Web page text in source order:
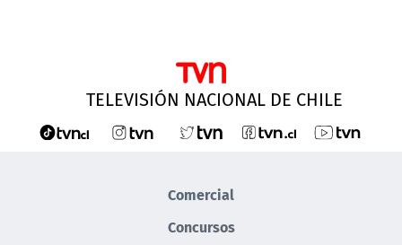
TELEVISIÓN NACIONAL DE CHILE
Comercial
Concursos